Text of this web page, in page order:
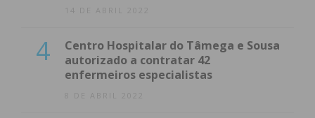
14 DE ABRIL 2022
4
Centro Hospitalar do Tâmega e Sousa
autorizado a contratar 42
enfermeiros especialistas
8 DE ABRIL 2022